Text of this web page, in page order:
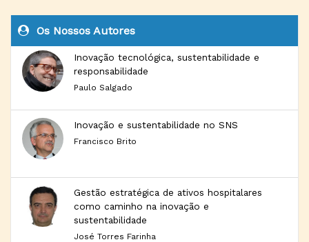
Os Nossos Autores
Inovação tecnológica, sustentabilidade e
responsabilidade
Paulo Salgado
Inovação e sustentabilidade no SNS
Francisco Brito
Gestão estratégica de ativos hospitalares
como caminho na inovação e
sustentabilidade
José Torres Farinha